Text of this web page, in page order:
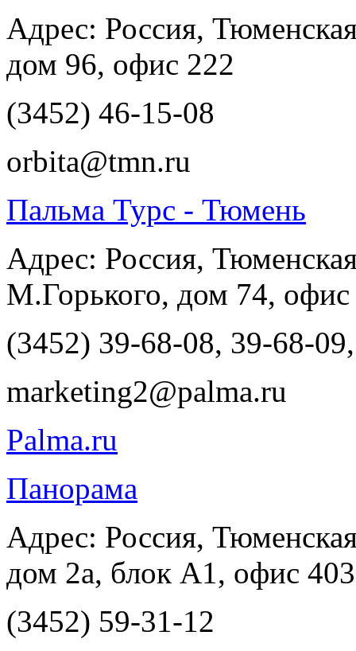
Адрес: Россия,
дом 96, офис 222
(3452) 46-15-08
orbita@tmn.ru
Пальма Турс - Тюмень
Адрес: Россия,
М.Горького, дом 74, офис
(3452) 39-68-08, 39-68-
marketing2@palma.ru
Palma.ru
Панорама
Адрес: Россия,
дом 2а, блок А1, офис 403
(3452) 59-31-12